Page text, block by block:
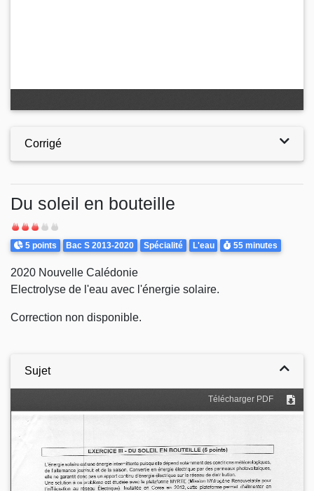
Corrigé
Du soleil en bouteille
Difficulté
Points
5 points Theme
Bac S 2013-2020 Spécialité L'eau Durée
55 minutes
2020 Nouvelle Calédonie
Electrolyse de l'eau avec l'énergie solaire.
Correction non disponible.
Sujet